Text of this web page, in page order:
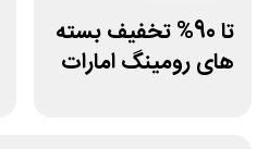
تا 90% تخفیف بسته
های رومینگ امارات